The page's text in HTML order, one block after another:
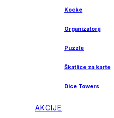
Kocke
Organizatorji
Puzzle
Škatlice za karte
Dice Towers
AKCIJE